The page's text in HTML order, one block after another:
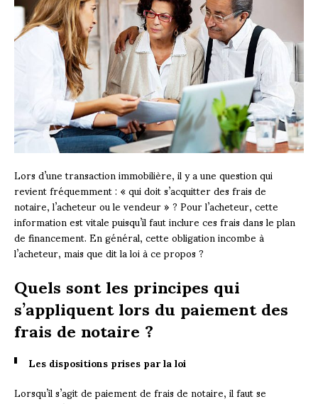
Lors d’une transaction immobilière, il y a une question qui
revient fréquemment : « qui doit s’acquitter des frais de
notaire, l’acheteur ou le vendeur » ? Pour l’acheteur, cette
information est vitale puisqu’il faut inclure ces frais dans le plan
de financement. En général, cette obligation incombe à
l’acheteur, mais que dit la loi à ce propos ?
Quels sont les principes qui
s’appliquent lors du paiement des
frais de notaire ?
Les dispositions prises par la loi
Lorsqu’il s’agit de paiement de frais de notaire, il faut se